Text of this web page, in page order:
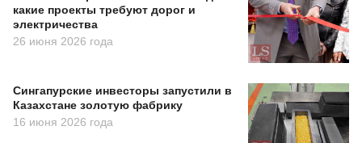
какие проекты требуют дорог и
электричества
26 июня 2026 года
Сингапурские инвесторы запустили в
Казахстане золотую фабрику
16 июня 2026 года